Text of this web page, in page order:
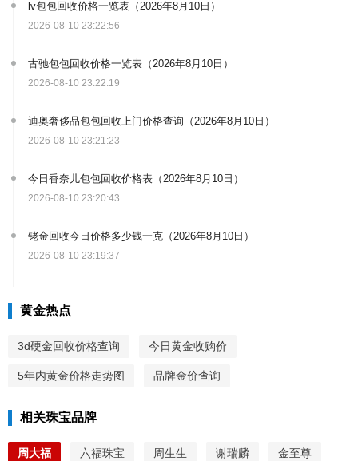
lv包包回收价格一览表（2026年8月10日）
2026-08-10 23:22:56
古驰包包回收价格一览表（2026年8月10日）
2026-08-10 23:22:19
迪奥奢侈品包包回收上门价格查询（2026年8月10日）
2026-08-10 23:21:23
今日香奈儿包包回收价格表（2026年8月10日）
2026-08-10 23:20:43
铑金回收今日价格多少钱一克（2026年8月10日）
2026-08-10 23:19:37
黄金热点
3d硬金回收价格查询 今日黄金收购价
5年内黄金价格走势图 品牌金价查询
相关珠宝品牌
周大福 六福珠宝 周生生 谢瑞麟 金至尊